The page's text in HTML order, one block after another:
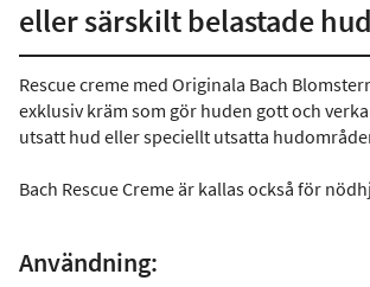
eller särskilt belastade
Rescue creme med Originala Bach
exklusiv kräm som gör huden gott och
utsatt hud eller speciellt utsatta
Bach Rescue Creme är kallas också för
Användning: